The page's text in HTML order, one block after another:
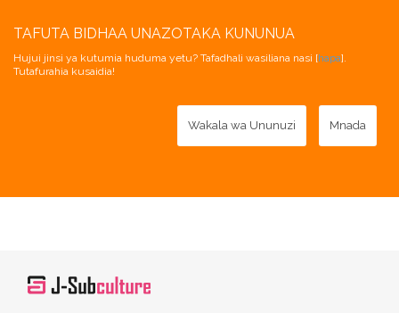
TAFUTA BIDHAA UNAZOTAKA KUNUNUA
Hujui jinsi ya kutumia huduma yetu? Tafadhali wasiliana nasi [hapa].
Tutafurahia kusaidia!
Wakala wa Ununuzi Mnada